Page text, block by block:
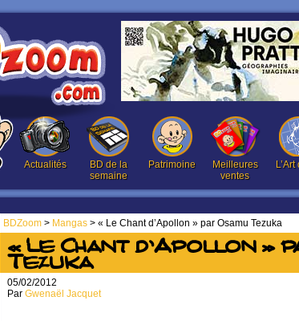
Actualités
BD de la
semaine
Patrimoine
Meilleures
ventes
BDZoom > Mangas > « Le Chant d’Apollon » par Osamu Tezuka
« Le Chant d’Apollon »
Tezuka
05/02/2012
Par Gwenaël Jacquet